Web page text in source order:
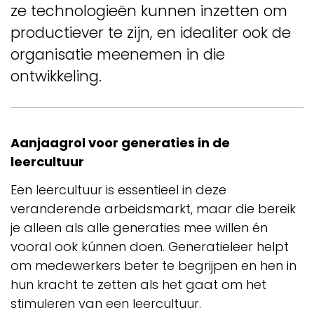
ze technologieën kunnen inzetten om
productiever te zijn, en idealiter ook de
organisatie meenemen in die
ontwikkeling.
Aanjaagrol voor generaties in de
leercultuur
Een leercultuur is essentieel in deze
veranderende arbeidsmarkt, maar die bereik
je alleen als alle generaties mee willen én
vooral ook kúnnen doen. Generatieleer helpt
om medewerkers beter te begrijpen en hen in
hun kracht te zetten als het gaat om het
stimuleren van een leercultuur.